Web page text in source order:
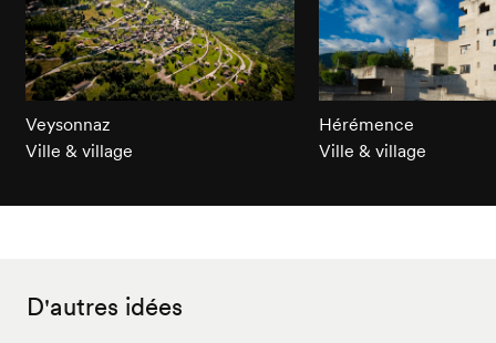
Veysonnaz
Ville & village
Hérémence
Ville & village
D'autres idées